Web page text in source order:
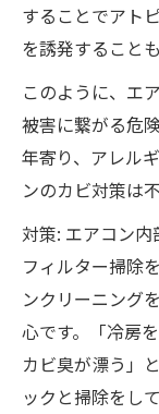
することでアト
を誘発すること
このように、エ
被害に繋がる危
年寄り、アレル
ンのカビ対策は
対策: エアコン
フィルター掃除
ンクリーニング
心です。「冷房
カビ臭が漂う」
ックと掃除をし